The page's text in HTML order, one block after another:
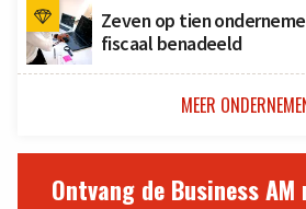
Zeven op tien
fiscaal benadeeld
MEER
Ontvang de Business AM